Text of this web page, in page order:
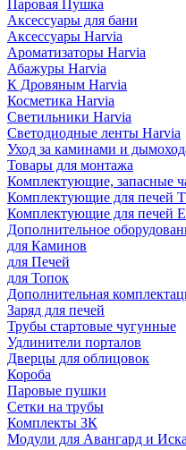
Паровая Пушка
Аксессуары для бани
Аксессуары Harvia
Ароматизаторы Harvia
Абажуры Harvia
К Дровяным Harvia
Косметика Harvia
Светильники Harvia
Светодиодные ленты Harvia
Уход за каминами и
Товары для монтажа
Комплектующие, запасные
Комплектующие для печей
Комплектующие для печей
Дополнительное
для Каминов
для Печей
для Топок
Дополнительная
Заряд для печей
Трубы стартовые чугунные
Удлинители порталов
Дверцы для облицовок
Короба
Паровые пушки
Сетки на трубы
Комплекты ЗК
Модули для Авангард и